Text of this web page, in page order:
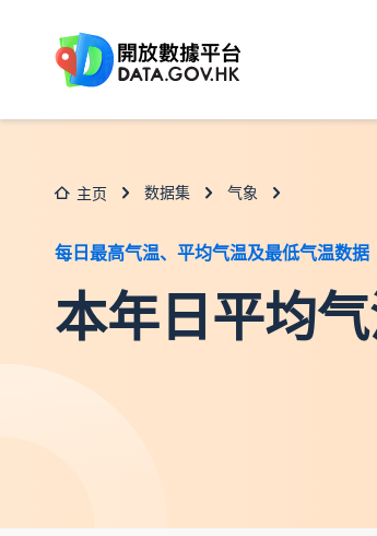
主页 数据集 气象
每日最高气温、平均气温及最低气温数据
本年日平均